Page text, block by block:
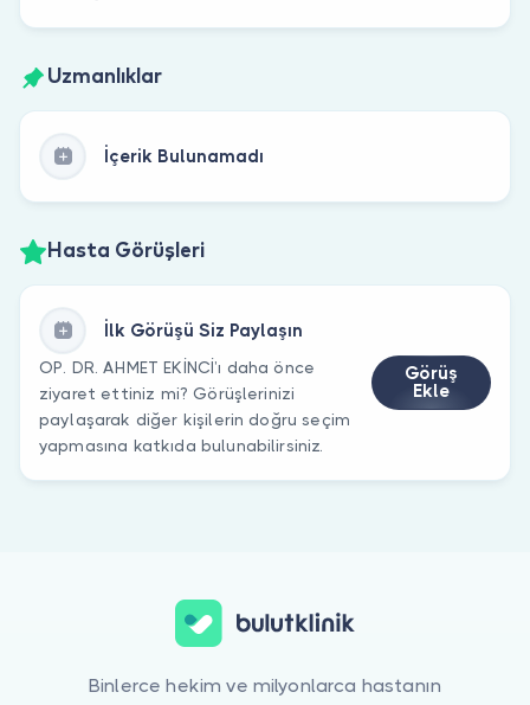
Uzmanlıklar
İçerik Bulunamadı
Hasta Görüşleri
İlk Görüşü Siz Paylaşın
OP. DR. AHMET EKİNCİ’ı daha önce
ziyaret ettiniz mi? Görüşlerinizi
paylaşarak diğer kişilerin doğru seçim
yapmasına katkıda bulunabilirsiniz.
Görüş
Ekle
Binlerce hekim ve milyonlarca hastanın